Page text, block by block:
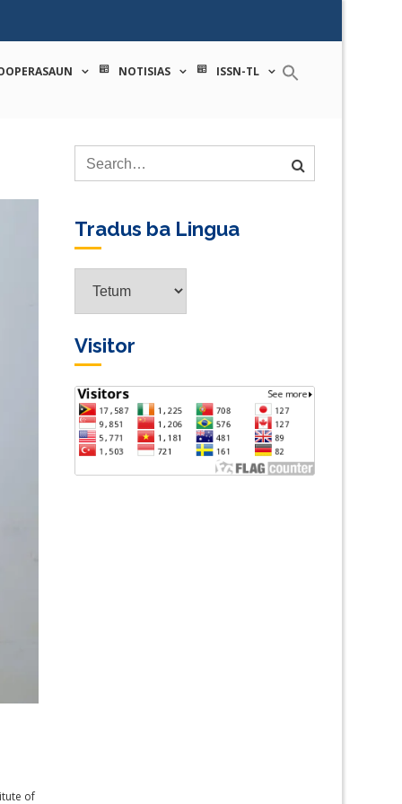
NOTISIAS ISSN-TL
of
Tradus ba Lingua
Visitor